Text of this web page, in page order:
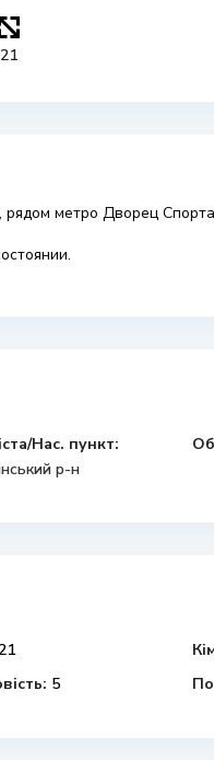
21
рядом метро Дворец Спорта
Нас. пункт:
р-н
21
5